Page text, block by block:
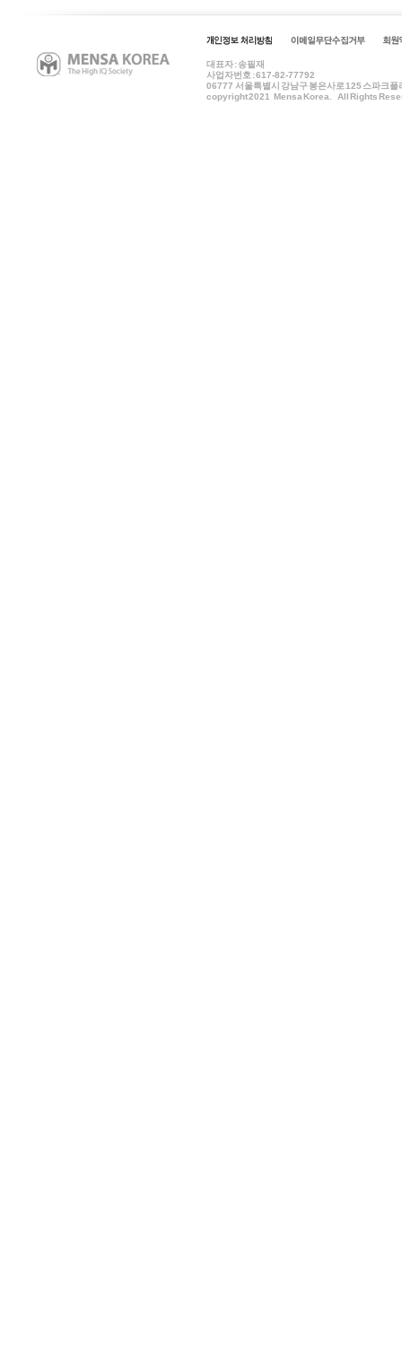
대표자 : 송필재
사업자번호 : 617-82-77792
06777 서울특별시 강남구 봉은사로 125 스파
copyright 2021 Mensa Korea. All Rights